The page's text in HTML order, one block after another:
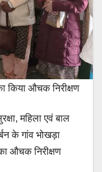
किया औचक निरीक्षण
महिला एवं बाल
के गांव भोखड़ा
औचक निरीक्षण